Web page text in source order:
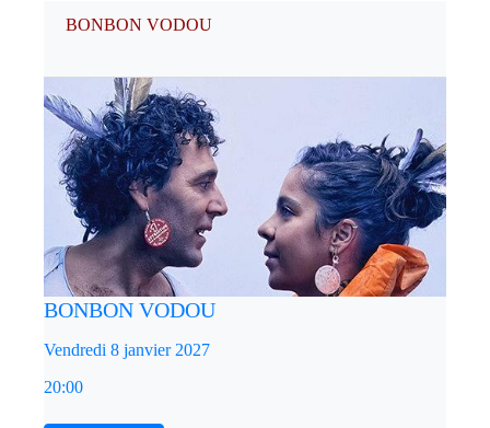
BONBON VODOU
BONBON VODOU
Vendredi 8 janvier 2027
20:00